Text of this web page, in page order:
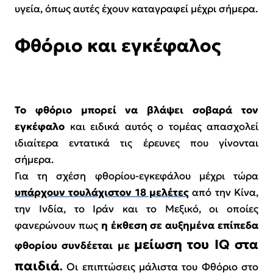
υγεία, όπως αυτές έχουν καταγραφεί μέχρι σήμερα.
Φθόριο και εγκέφαλος
Το φθόριο μπορεί να βλάψει σοβαρά τον
εγκέφαλο και ειδικά αυτός ο τομέας απασχολεί
ιδιαίτερα εντατικά τις έρευνες που γίνονται
σήμερα.
Για τη σχέση φθορίου-εγκεφάλου μέχρι τώρα
υπάρχουν τουλάχιστον 18 μελέτες από την Κίνα,
την Ινδία, το Ιράν και το Μεξικό, οι οποίες
φανερώνουν πως η έκθεση σε αυξημένα επίπεδα
φθορίου συνδέεται με μείωση του IQ στα
παιδιά.Οι επιπτώσεις μάλιστα του Φθόριο στο